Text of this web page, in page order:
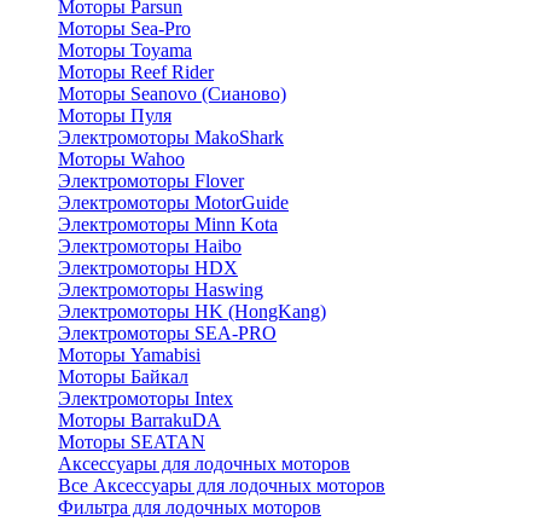
Моторы Parsun
Моторы Sea-Pro
Моторы Toyama
Моторы Reef Rider
Моторы Seanovo (Сианово)
Моторы Пуля
Электромоторы MakoShark
Моторы Wahoo
Электромоторы Flover
Электромоторы MotorGuide
Электромоторы Minn Kota
Электромоторы Haibo
Электромоторы HDX
Электромоторы Haswing
Электромоторы HK (HongKang)
Электромоторы SEA-PRO
Моторы Yamabisi
Моторы Байкал
Электромоторы Intex
Моторы BarrakuDA
Моторы SEATAN
Аксессуары для лодочных моторов
Все Аксессуары для лодочных моторов
Фильтра для лодочных моторов